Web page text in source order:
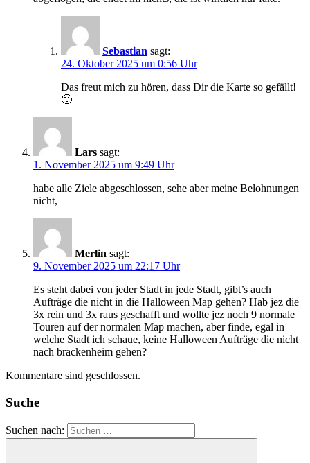
Sebastian sagt:
24. Oktober 2025 um 0:56 Uhr
Das freut mich zu hören, dass Dir die Karte so gefällt!
🙂
Lars sagt:
1. November 2025 um 9:49 Uhr
habe alle Ziele abgeschlossen, sehe aber meine Belohnungen
nicht,
Merlin sagt:
9. November 2025 um 22:17 Uhr
Es steht dabei von jeder Stadt in jede Stadt, gibt’s auch
Aufträge die nicht in die Halloween Map gehen? Hab jez die
3x rein und 3x raus geschafft und wollte jez noch 9 normale
Touren auf der normalen Map machen, aber finde, egal in
welche Stadt ich schaue, keine Halloween Aufträge die nicht
nach brackenheim gehen?
Kommentare sind geschlossen.
Suche
Suchen nach: